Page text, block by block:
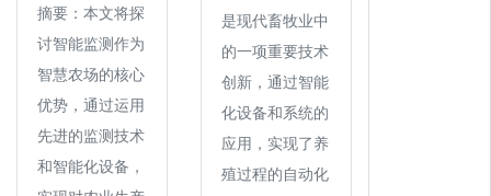
摘要：本文将探
讨智能监测作为
智慧农场的核心
优势，通过运用
先进的监测技术
和智能化设备，
是现代畜牧业中
的一项重要技术
创新，通过智能
化设备和系统的
应用，实现了养
殖过程的自动化